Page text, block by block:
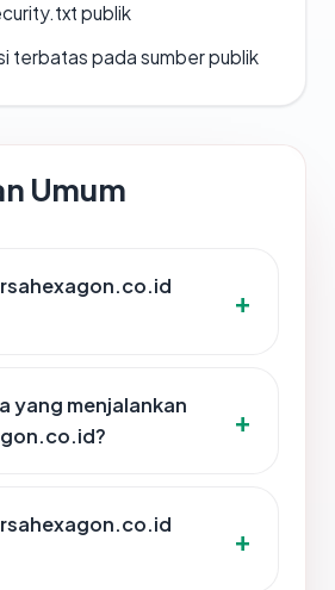
publik
terbatas pada sumber publik
Umum
yang menjalankan